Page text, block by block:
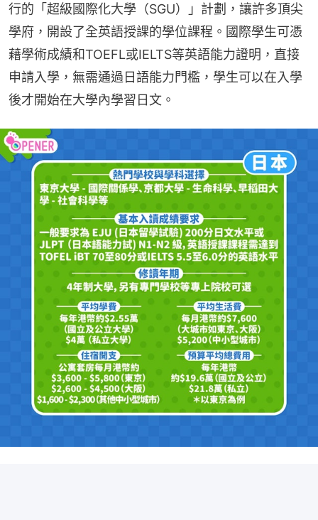
行的「超級國際化大學（SGU）」計劃，讓許多頂尖
學府，開設了全英語授課的學位課程。國際學生可憑
藉學術成績和TOEFL或IELTS等英語能力證明，直接
申請入學，無需通過日語能力門檻，學生可以在入學
後才開始在大學內學習日文。